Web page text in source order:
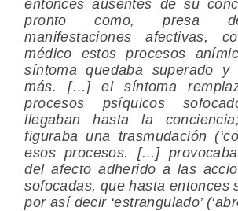
entonces ausentes de su
pronto como, presa
manifestaciones afectivas,
médico estos procesos
síntoma quedaba superado y
más. […] el síntoma
procesos psíquicos
llegaban hasta la
figuraba una trasmudación
esos procesos. […]
del afecto adherido a las
sofocadas, que hasta entonces
por así decir ‘estrangulado’